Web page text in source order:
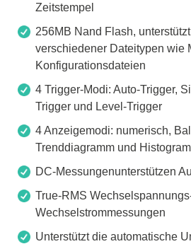
Zeitstempel
256MB Nand Flash,
verschiedener Dateitypen wie
Konfigurationsdateien
4 Trigger-Modi: Auto-Trigger,
Trigger und Level-Trigger
4 Anzeigemodi: numerisch,
Trenddiagramm und
DC-Messungenunterstützen
True-RMS
Wechselstrommessungen
Unterstützt die automatische